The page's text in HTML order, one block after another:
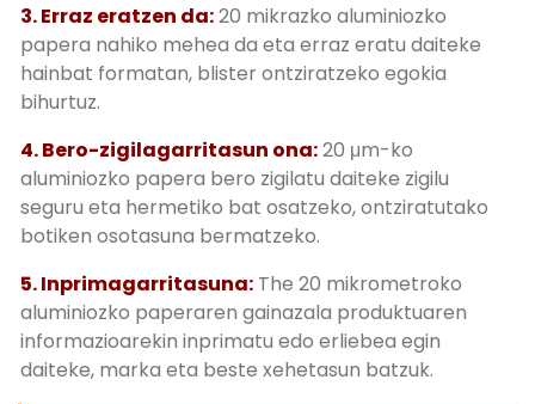
3. Erraz eratzen da:20 mikrazko aluminiozko
papera nahiko mehea da eta erraz eratu daiteke
hainbat formatan, blister ontziratzeko egokia
bihurtuz.
4. Bero-zigilagarritasun ona:20 μm-ko
aluminiozko papera bero zigilatu daiteke zigilu
seguru eta hermetiko bat osatzeko, ontziratutako
botiken osotasuna bermatzeko.
5. Inprimagarritasuna: The 20 mikrometroko
aluminiozko paperaren gainazala produktuaren
informazioarekin inprimatu edo erliebea egin
daiteke, marka eta beste xehetasun batzuk.